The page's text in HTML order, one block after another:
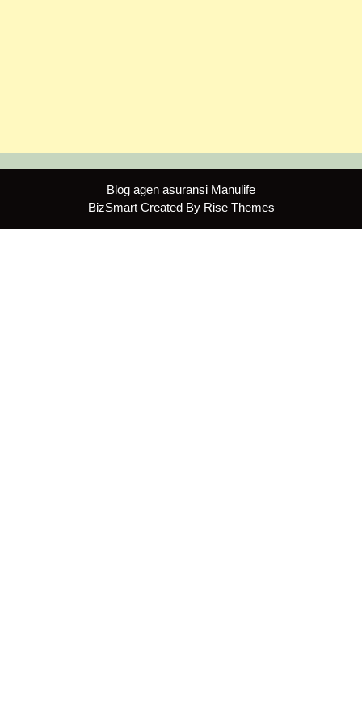
Blog agen asuransi Manulife
BizSmart Created By Rise Themes